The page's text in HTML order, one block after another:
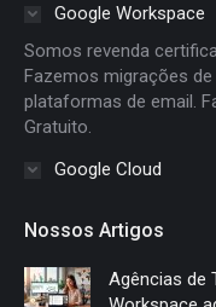
window
in
window
in
new
window
in
window
Google Workspace
Somos revenda
Fazemos migrações
plataformas de email.
Gratuito.
Google Cloud
Nossos Artigos
Agências de